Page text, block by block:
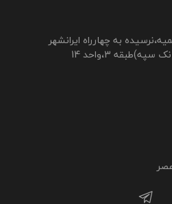
به چهارراه ایرانشهر